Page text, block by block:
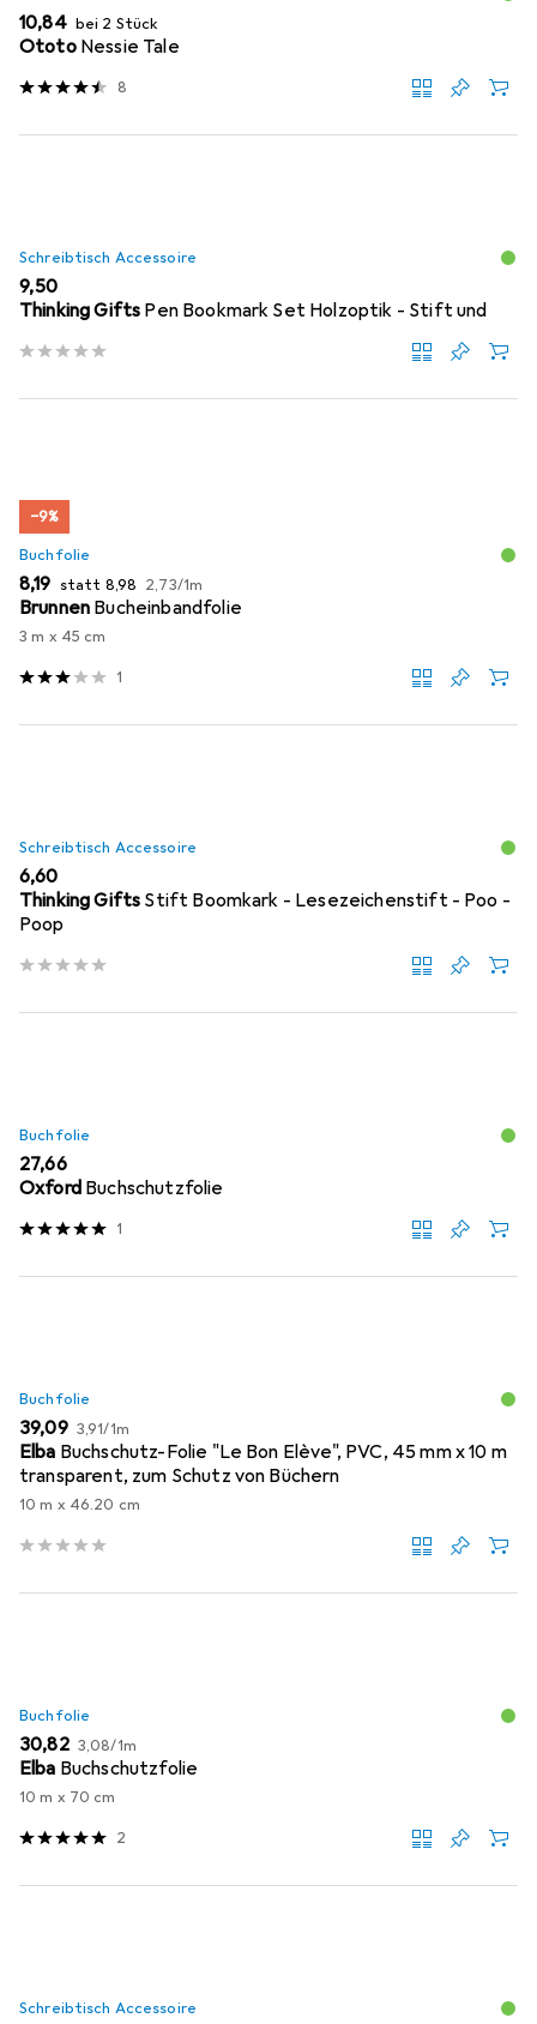
EUR
10,84 bei 2 Stück
Ototo Nessie Tale
8
Schreibtisch Accessoire
EUR
9,50
Thinking Gifts Pen Bookmark Set Holzoptik - Stift und
−9%
Buchfolie
EUR
8,19 statt EUR
8,98 EUR
2,73/1m
Brunnen Bucheinbandfolie
3 m x 45 cm
1
Schreibtisch Accessoire
EUR
6,60
Thinking Gifts Stift Boomkark - Lesezeichenstift - Poo -
Poop
Buchfolie
EUR
27,66
Oxford Buchschutzfolie
1
Buchfolie
EUR
39,09 EUR
3,91/1m
Elba Buchschutz-Folie "Le Bon Elève", PVC, 45 mm x 10 m
transparent, zum Schutz von Büchern
10 m x 46.20 cm
Buchfolie
EUR
30,82 EUR
3,08/1m
Elba Buchschutzfolie
10 m x 70 cm
2
Schreibtisch Accessoire